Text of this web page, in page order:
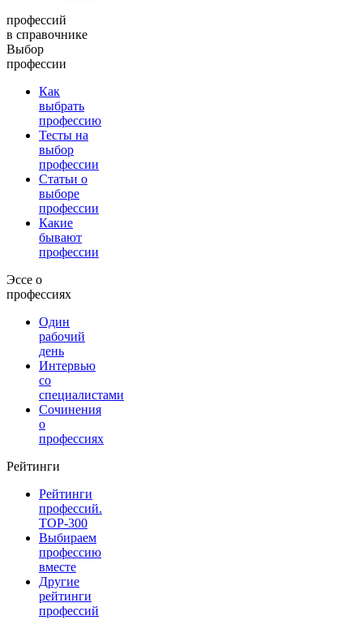
профессий
в справочнике
Выбор
профессии
Как
выбрать
профессию
Тесты на
выбор
профессии
Статьи о
выборе
профессии
Какие
бывают
профессии
Эссе о
профессиях
Один
рабочий
день
Интервью
со
специалистами
Сочинения
о
профессиях
Рейтинги
Рейтинги
профессий.
TOP-300
Выбираем
профессию
вместе
Другие
рейтинги
профессий